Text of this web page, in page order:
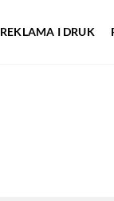
REKLAMA I DRUK